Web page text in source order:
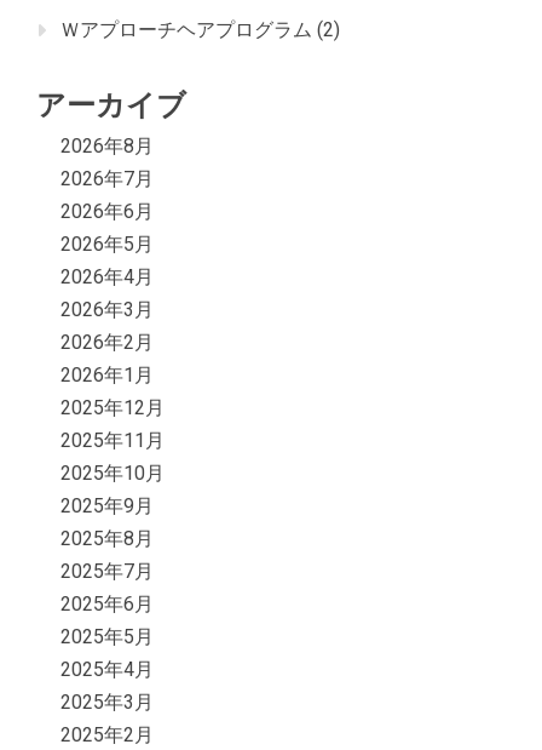
Ｗアプローチヘアプログラム (2)
アーカイブ
2026年8月
2026年7月
2026年6月
2026年5月
2026年4月
2026年3月
2026年2月
2026年1月
2025年12月
2025年11月
2025年10月
2025年9月
2025年8月
2025年7月
2025年6月
2025年5月
2025年4月
2025年3月
2025年2月